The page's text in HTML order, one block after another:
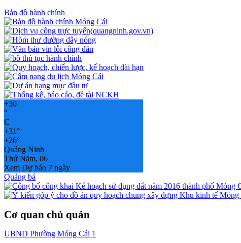
Bản đồ hành chính
+30
°
C
+31°
+26°
Quảng Ninh
Thứ Năm, 06
Xem Dự báo 7 ngày
Quảng bá
Cơ quan chủ quản
UBND Phường Móng Cái 1